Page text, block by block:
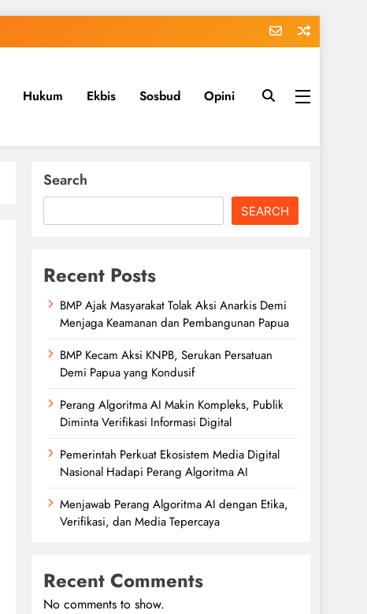
Hukum Ekbis Sosbud Opini
Search
SEARCH
Recent Posts
BMP Ajak Masyarakat Tolak Aksi Anarkis Demi
Menjaga Keamanan dan Pembangunan Papua
BMP Kecam Aksi KNPB, Serukan Persatuan
Demi Papua yang Kondusif
Perang Algoritma AI Makin Kompleks, Publik
Diminta Verifikasi Informasi Digital
Pemerintah Perkuat Ekosistem Media Digital
Nasional Hadapi Perang Algoritma AI
Menjawab Perang Algoritma AI dengan Etika,
Verifikasi, dan Media Tepercaya
Recent Comments
No comments to show.